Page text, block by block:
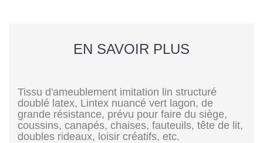
EN SAVOIR PLUS
Tissu d'ameublement imitation lin structuré
doublé latex, Lintex nuancé vert lagon, de
grande résistance, prévu pour faire du siège,
coussins, canapés, chaises, fauteuils, tête de lit,
doubles rideaux, loisir créatifs, etc.